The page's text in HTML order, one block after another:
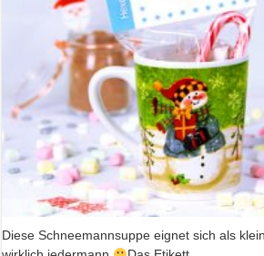
Diese Schneemannsuppe eignet sich als